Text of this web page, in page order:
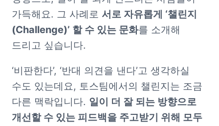
가득해요. 그 사례로 서로 자유롭게 ‘챌린지
(Challenge)’ 할 수 있는 문화를 소개해
드리고 싶습니다.
‘비판한다’, ‘반대 의견을 낸다’고 생각하실
수도 있는데요, 토스팀에서의 챌린지는 조금
다른 맥락입니다. 일이 더 잘 되는 방향으로
개선할 수 있는 피드백을 주고받기 위해 모두